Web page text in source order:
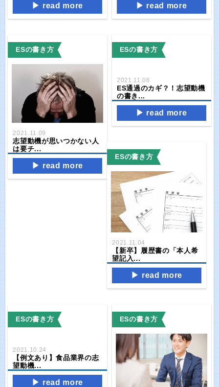
read more read more
ESの書き方
2021.11.09
志望動機が思いつかない人
は要チ...
read more
ESの書き方
2021.11.08
ES通過のカギ？！志望動機
の書き...
read more
ESの書き方
2021.11.04
【新卒】履歴書の「本人希
望記入...
read more
ESの書き方
ESの書き方
2021.10.24
【例文あり】食品業界の志
望動機...
read more